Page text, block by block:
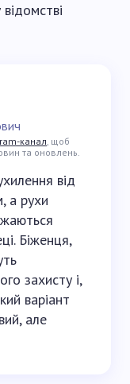
канал, щоб
та оновлень.
від
а рухи
Біженця,
захисту і,
варіант
але